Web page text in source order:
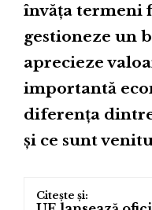
învăța termeni
gestioneze un
aprecieze
importantă
diferența
și ce sunt